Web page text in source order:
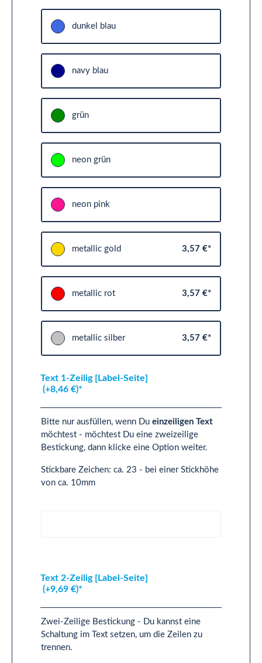
dunkel blau
navy blau
grün
neon grün
neon pink
metallic gold 3,57 €*
metallic rot 3,57 €*
metallic silber 3,57 €*
Text 1-Zeilig [Label-Seite]
(+8,46 €)*
Bitte nur ausfüllen, wenn Du einzeiligen Text
möchtest - möchtest Du eine zweizeilige
Bestickung, dann klicke eine Option weiter.
Stickbare Zeichen: ca. 23 - bei einer Stickhöhe
von ca. 10mm
Text 2-Zeilig [Label-Seite]
(+9,69 €)*
Zwei-Zeilige Bestickung - Du kannst eine
Schaltung im Text setzen, um die Zeilen zu
trennen.